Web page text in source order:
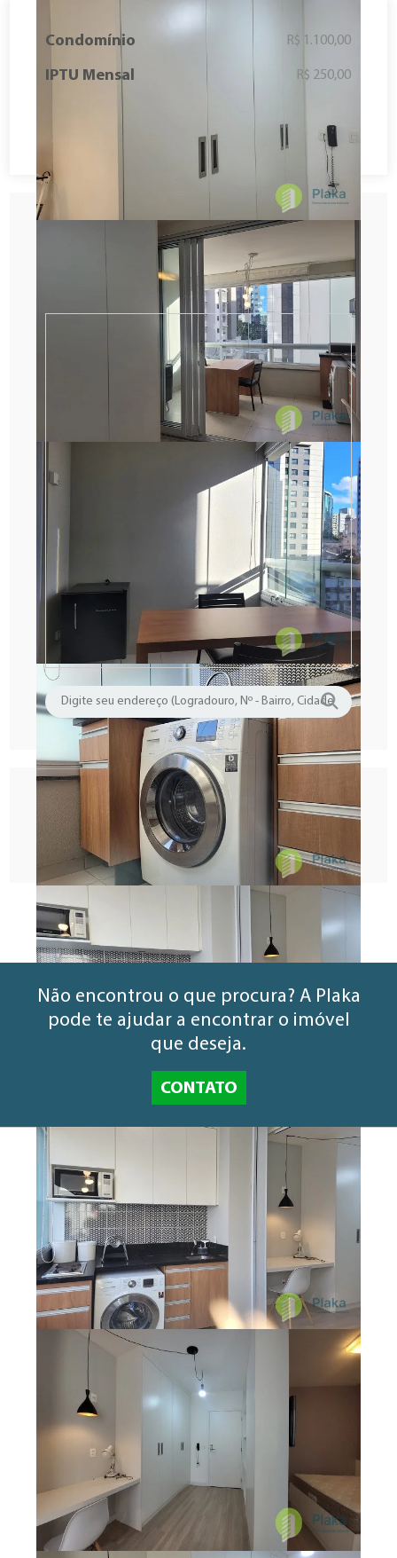
Condomínio R$ 1.100,00
IPTU Mensal R$ 250,00
Agendar visita Fazer proposta
Descubra o tempo de deslocamento
entre o imóvel e o seu local preferido
Ligue (11) 3666 - 1285
Informe o código VEN1432RES
Não encontrou o que procura? A Plaka
pode te ajudar a encontrar o imóvel
que deseja.
CONTATO
Quem Somos
Blog
Contato
Espaço do Locador
Espaço do Locatário
Siga a Plaka nas redes sociais:
Fale Conosco